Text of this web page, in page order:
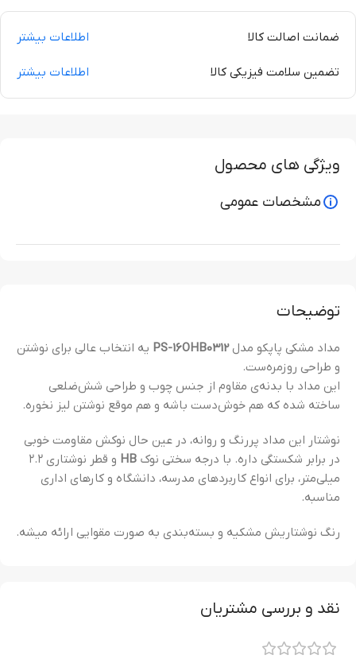
ضمانت اصالت کالا اطلاعات بیشتر
تضمین سلامت فیزیکی کالا اطلاعات بیشتر
توضیحات
مداد مشکی پاپکو مدلPS-16OHB0312 یه انتخاب عالی برای نوشتن
و طراحی روزمره‌ست.
این مداد با بدنه‌ی مقاوم از جنس چوب و طراحی شش‌ضلعی
ساخته شده که هم خوش‌دست باشه و هم موقع نوشتن لیز نخوره.
نوشتار این مداد پررنگ و روانه، در عین حال نوکش مقاومت خوبی
در برابر شکستگی داره. با درجه سختی نوک HB
و قطر نوشتاری ۲.۲
میلی‌متر، برای انواع کاربردهای مدرسه، دانشگاه و کارهای اداری
مناسبه.
رنگ نوشتاریش مشکیه و بسته‌بندی به صورت مقوایی ارائه میشه.
ویژگی های محصول
مشخصات عمومی
نقد و بررسی مشتریان